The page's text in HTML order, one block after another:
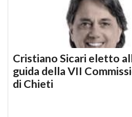
Cristiano Sicari eletto
guida della VII
di Chieti